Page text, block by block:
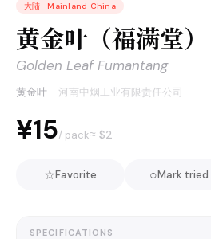
大陆 · Mainland China
黄金叶（福满堂）
Golden Leaf Fumantang
黄金叶 · 河南中烟工业有限责任公司
¥15/ pack≈ $2
☆Favorite ○Mark tried
SPECIFICATIONS